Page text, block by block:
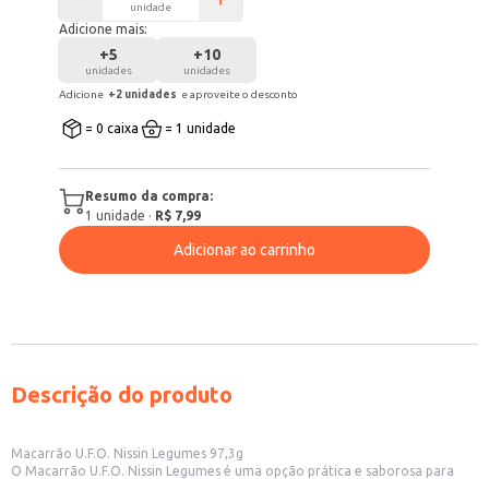
unidade
Adicione mais:
+5
unidades
+10
unidades
Adicione +2 unidades e aproveite o desconto
= 0 caixa = 1 unidade
Resumo da compra:
1 unidade · R$ 7,99
Adicionar ao carrinho
Descrição do produto
Macarrão U.F.O. Nissin Legumes 97,3g
O Macarrão U.F.O. Nissin Legumes é uma opção prática e saborosa para